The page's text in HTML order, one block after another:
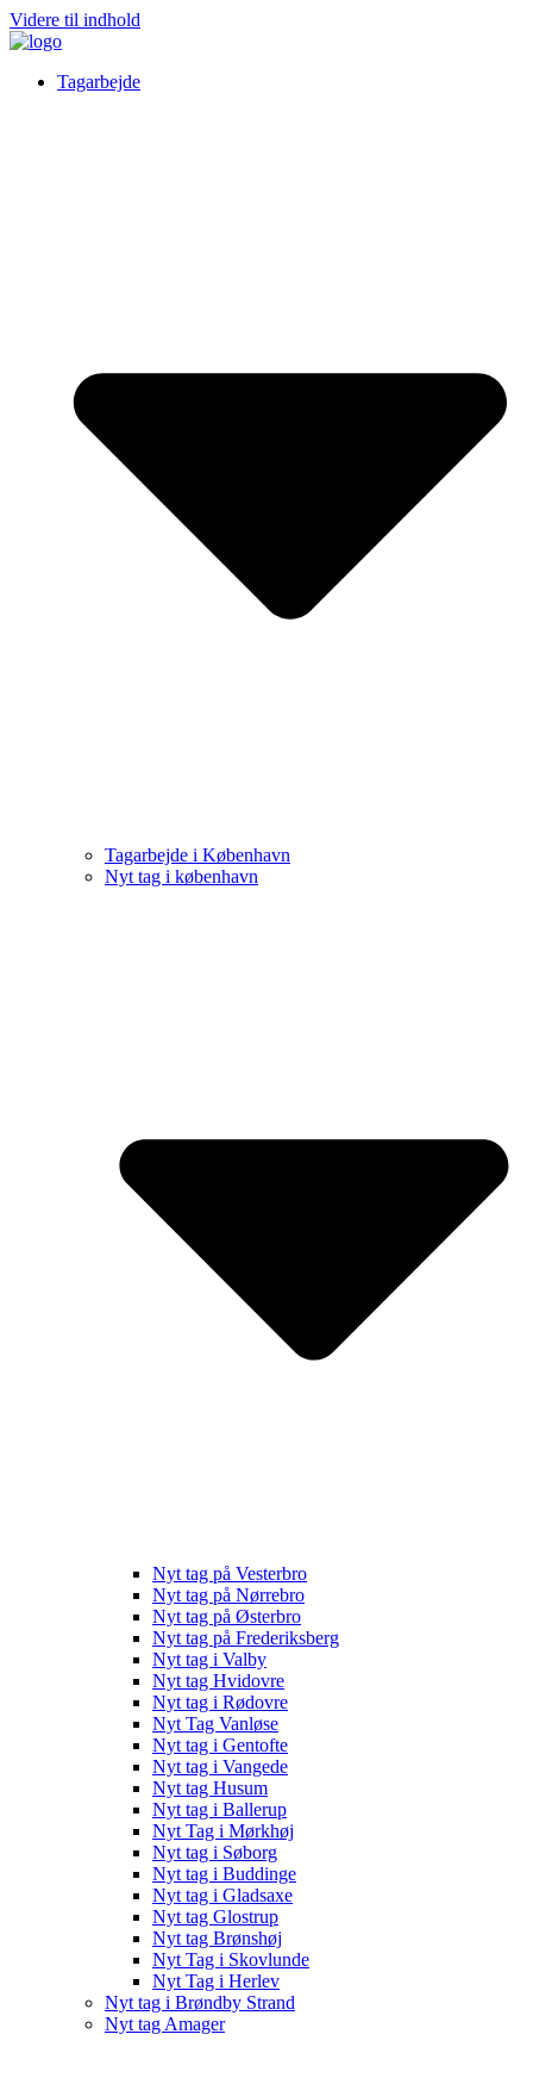
Videre til indhold
Tagarbejde
Tagarbejde i København
Nyt tag i københavn
Nyt tag på Vesterbro
Nyt tag på Nørrebro
Nyt tag på Østerbro
Nyt tag på Frederiksberg
Nyt tag i Valby
Nyt tag Hvidovre
Nyt tag i Rødovre
Nyt Tag Vanløse
Nyt tag i Gentofte
Nyt tag i Vangede
Nyt tag Husum
Nyt tag i Ballerup
Nyt Tag i Mørkhøj
Nyt tag i Søborg
Nyt tag i Buddinge
Nyt tag i Gladsaxe
Nyt tag Glostrup
Nyt tag Brønshøj
Nyt Tag i Skovlunde
Nyt Tag i Herlev
Nyt tag i Brøndby Strand
Nyt tag Amager